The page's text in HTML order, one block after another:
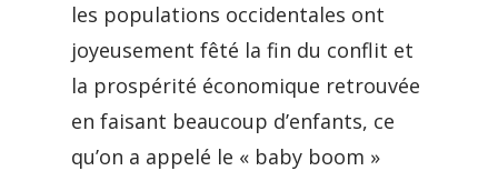
les populations occidentales ont
joyeusement fêté la fin du conflit et
la prospérité économique retrouvée
en faisant beaucoup d’enfants, ce
qu’on a appelé le « baby boom »